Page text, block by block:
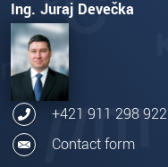
Ing. Juraj Devečka
+421 911 298 922
Contact form